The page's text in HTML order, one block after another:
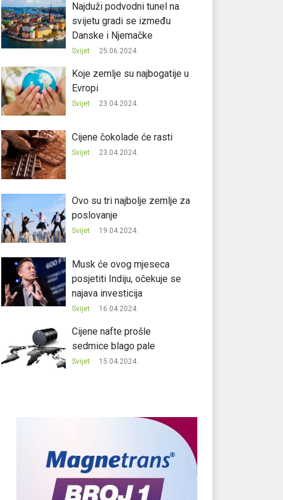
Najduži podvodni tunel na
svijetu gradi se između
Danske i Njemačke
Svijet 25.06.2024.
Koje zemlje su najbogatije u
Evropi
Svijet 23.04.2024.
Cijene čokolade će rasti
Svijet 23.04.2024.
Ovo su tri najbolje zemlje za
poslovanje
Svijet 19.04.2024.
Musk će ovog mjeseca
posjetiti Indiju, očekuje se
najava investicija
Svijet 16.04.2024.
Cijene nafte prošle
sedmice blago pale
Svijet 15.04.2024.